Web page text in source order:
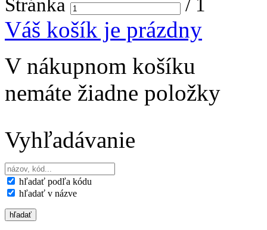
Stránka / 1
Váš košík je prázdny
V nákupnom košíku
nemáte žiadne položky
Vyhľadávanie
hľadať podľa kódu
hľadať v názve